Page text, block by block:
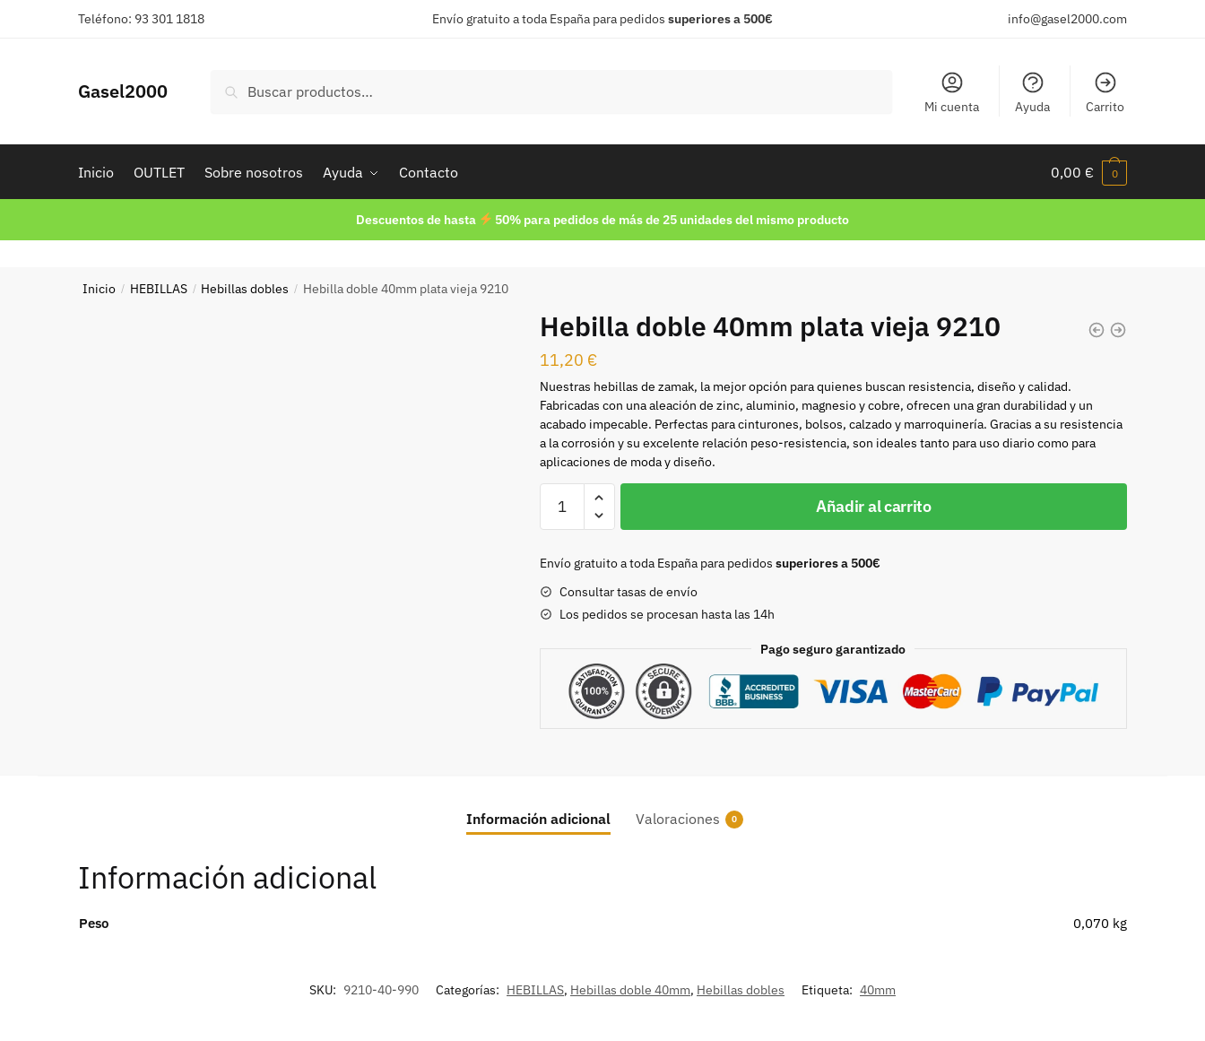
Teléfono: 93 301 1818 Envío gratuito a toda España para pedidos superiores a 500€ info@gasel2000.com
Gasel2000
por:
Buscar
Mi cuenta Ayuda Carrito
Inicio OUTLET Sobre nosotros Ayuda Contacto 0,00 € 0
Descuentos de hasta 50% para pedidos de más de 25 unidades del mismo producto
Inicio / HEBILLAS / Hebillas dobles / Hebilla doble 40mm plata vieja 9210
Hebilla doble 40mm plata vieja 9210
11,20 €
Nuestras hebillas de zamak, la mejor opción para quienes buscan resistencia, diseño y calidad.
Fabricadas con una aleación de zinc, aluminio, magnesio y cobre, ofrecen una gran durabilidad y un
acabado impecable. Perfectas para cinturones, bolsos, calzado y marroquinería. Gracias a su resistencia
a la corrosión y su excelente relación peso-resistencia, son ideales tanto para uso diario como para
aplicaciones de moda y diseño.
doble
plata
vieja
9210
cantidad
Añadir al carrito
Envío gratuito a toda España para pedidos superiores a 500€
Consultar tasas de envío
Los pedidos se procesan hasta las 14h
Pago seguro garantizado
Información adicional Valoraciones 0
Información adicional
Peso 0,070 kg
SKU: 9210-40-990 Categorías: HEBILLAS, Hebillas doble 40mm, Hebillas dobles Etiqueta: 40mm